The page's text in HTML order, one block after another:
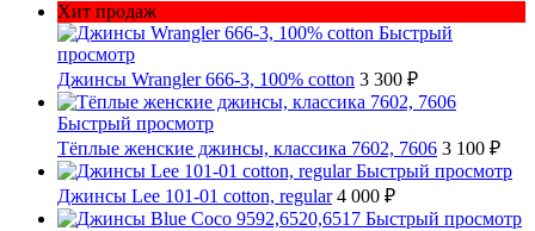
Хит продаж
Быстрый
просмотр
Джинсы Wrangler 666-3, 100% cotton 3 300 ₽
Быстрый просмотр
Тёплые женские джинсы, классика 7602, 7606 3 100 ₽
Быстрый просмотр
Джинсы Lee 101-01 cotton, regular 4 000 ₽
Быстрый просмотр